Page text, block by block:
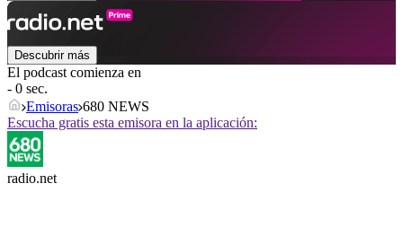
Descubrir más
El podcast comienza en
- 0 sec.
Emisoras 680 NEWS
Escucha gratis esta emisora en la aplicación:
radio.net